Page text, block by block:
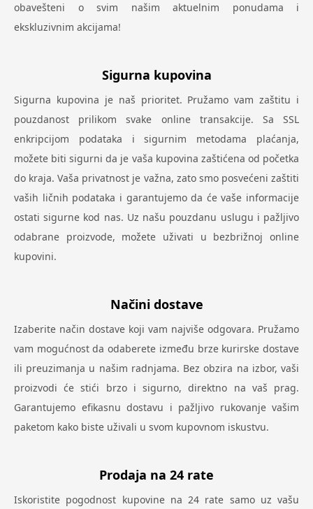
obavešteni o svim našim aktuelnim ponudama i
ekskluzivnim akcijama!
Sigurna kupovina
Sigurna kupovina je naš prioritet. Pružamo vam zaštitu i
pouzdanost prilikom svake online transakcije. Sa SSL
enkripcijom podataka i sigurnim metodama plaćanja,
možete biti sigurni da je vaša kupovina zaštićena od početka
do kraja. Vaša privatnost je važna, zato smo posvećeni zaštiti
vaših ličnih podataka i garantujemo da će vaše informacije
ostati sigurne kod nas. Uz našu pouzdanu uslugu i pažljivo
odabrane proizvode, možete uživati u bezbrižnoj online
kupovini.
Načini dostave
Izaberite način dostave koji vam najviše odgovara. Pružamo
vam mogućnost da odaberete između brze kurirske dostave
ili preuzimanja u našim radnjama. Bez obzira na izbor, vaši
proizvodi će stići brzo i sigurno, direktno na vaš prag.
Garantujemo efikasnu dostavu i pažljivo rukovanje vašim
paketom kako biste uživali u svom kupovnom iskustvu.
Prodaja na 24 rate
Iskoristite pogodnost kupovine na 24 rate samo uz vašu